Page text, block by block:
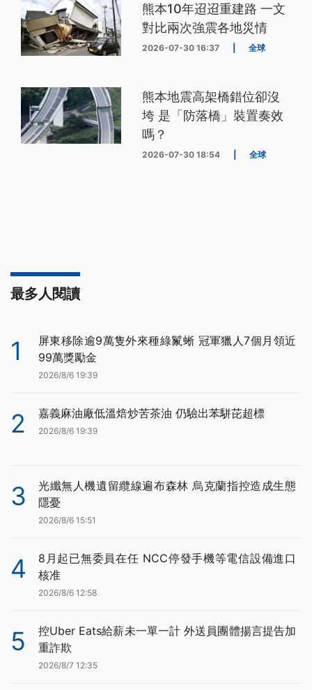
熊本10年迢迢重建路 一文
對比兩次強震各地災情
2026-07-30 16:37 全球
熊本地震高架橋錯位卻沒
垮 是「防落橋」裝置奏效
嗎？
2026-07-30 18:54 全球
最多人閱讀
1
屏東移除逾9萬隻外來種綠鬣蜥 冠軍獵人7個月領近
99萬獎勵金
2026/8/6 19:39
2 嘉義麻油廠低溫焙炒苦茶油 仍驗出苯駢芘超標
2026/8/6 19:39
3
光纖無人機遺留纜線遍布森林 烏克蘭指控造成生態
隱憂
2026/8/6 15:51
4
8月起已無委員在任 NCC停發手機等電信設備進口
核准
2026/8/6 12:58
5
控Uber Eats給薪未一單一計 外送員團體揚言提告加
重詐欺
2026/8/7 12:35